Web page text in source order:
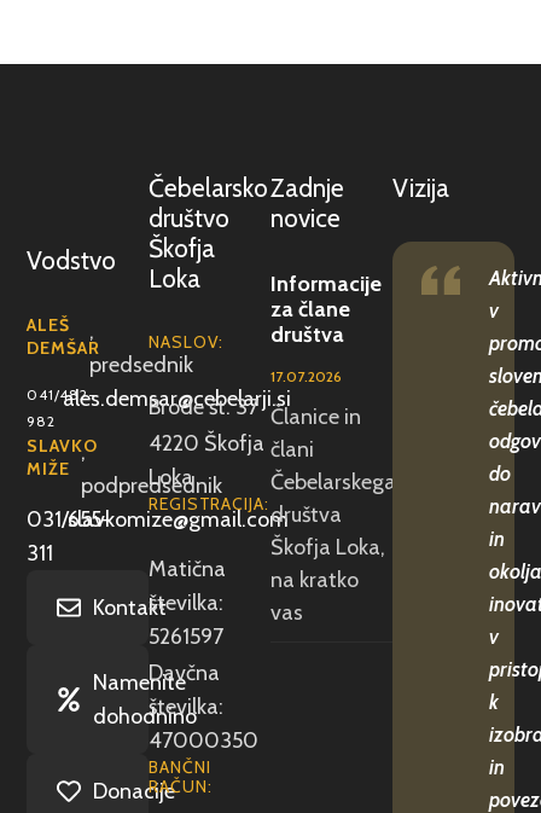
Vodstvo
ALEŠ
DEMŠAR
,
predsednik
041/482-
982
ales.demsar@cebelarji.si
SLAVKO
MIŽE
,
podpredsednik
031/655-
311
slavkomize@gmail.com
Kontakt
Namenite
dohodnino
Donacije
Čebelarsko
društvo
Škofja
Loka
NASLOV:
Brode št. 37
4220 Škofja
Loka
REGISTRACIJA:
Matična
številka:
5261597
Davčna
številka:
47000350
BANČNI
RAČUN:
Zadnje
novice
Informacije
za člane
društva
17.07.2026
Članice in
člani
Čebelarskega
društva
Škofja Loka,
na kratko
vas
Vizija
v
do
in
v
k
in